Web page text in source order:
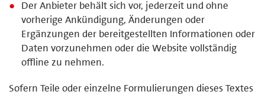
Der Anbieter behält sich vor, jederzeit und ohne
vorherige Ankündigung, Änderungen oder
Ergänzungen der bereitgestellten Informationen oder
Daten vorzunehmen oder die Website vollständig
offline zu nehmen.
Sofern Teile oder einzelne Formulierungen dieses Textes